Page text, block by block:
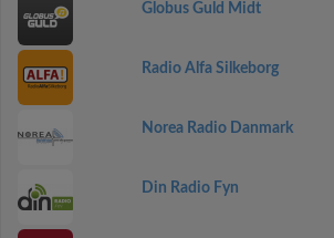
Globus Guld Midt
Radio Alfa Silkeborg
Norea Radio Danmark
Din Radio Fyn